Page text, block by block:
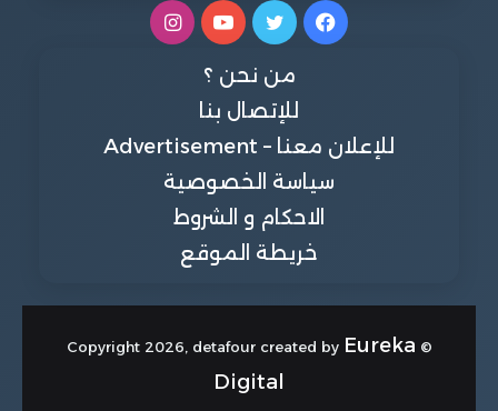
فيسبوكتويتر يوتيوبانستقرام
من نحن ؟
للإتصال بنا
للإعلان معنا – Advertisement
سياسة الخصوصية
الاحكام و الشروط
خريطة الموقع
© Copyright 2026, detafour created by
Eureka
Digital